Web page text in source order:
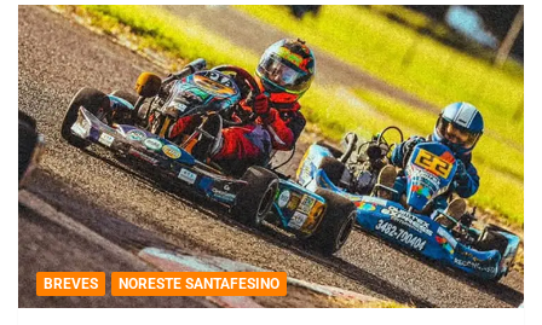
BREVES NORESTE SANTAFESINO